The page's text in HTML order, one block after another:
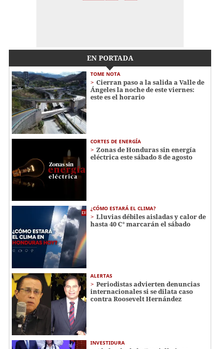
EN PORTADA
TOME NOTA
Cierran paso a la salida a Valle de
Ángeles la noche de este viernes:
este es el horario
CORTES DE ENERGÍA
Zonas de Honduras sin energía
eléctrica este sábado 8 de agosto
¿CÓMO ESTARÁ EL CLIMA?
Lluvias débiles aisladas y calor de
hasta 40 C° marcarán el sábado
ALERTAS
Periodistas advierten denuncias
internacionales si se dilata caso
contra Roosevelt Hernández
INVESTIDURA